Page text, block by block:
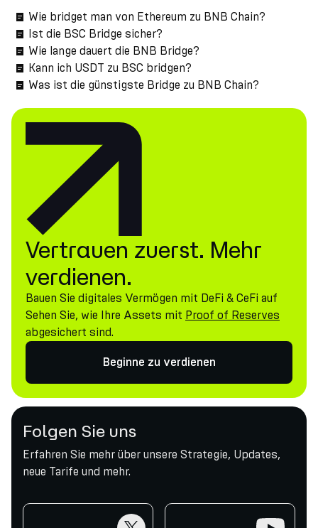
Wie bridget man von Ethereum zu BNB Chain?
Ist die BSC Bridge sicher?
Wie lange dauert die BNB Bridge?
Kann ich USDT zu BSC bridgen?
Was ist die günstigste Bridge zu BNB Chain?
Vertrauen zuerst. Mehr
verdienen.
Bauen Sie digitales Vermögen mit DeFi & CeFi auf
Sehen Sie, wie Ihre Assets mit Proof of Reserves
abgesichert sind.
Beginne zu verdienen
Folgen Sie uns
Erfahren Sie mehr über unsere Strategie, Updates,
neue Tarife und mehr.